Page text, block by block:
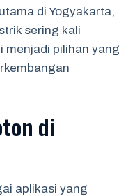
di Yogyakarta,
sering kali
menjadi pilihan yang
di
aplikasi yang